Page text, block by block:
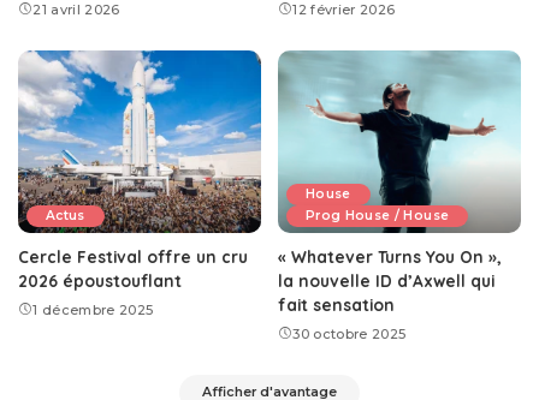
21 avril 2026 12 février 2026
Actus
Cercle Festival offre un cru
2026 époustouflant
1 décembre 2025
House
Prog House / House
« Whatever Turns You On »,
la nouvelle ID d’Axwell qui
fait sensation
30 octobre 2025
Afficher d'avantage